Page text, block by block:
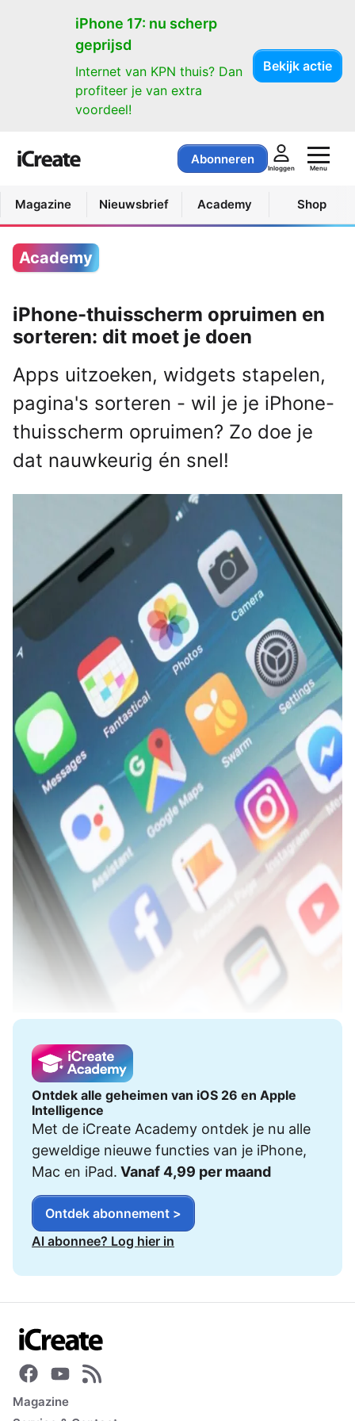
iPhone 17: nu scherp
geprijsd
Internet van KPN thuis? Dan
profiteer je van extra
voordeel!
Bekijk actie
Abonneren
Inloggen Menu
Magazine Nieuwsbrief Academy Shop
Academy
iPhone-thuisscherm opruimen en
sorteren: dit moet je doen
Apps uitzoeken, widgets stapelen,
pagina's sorteren - wil je je iPhone-
thuisscherm opruimen? Zo doe je
dat nauwkeurig én snel!
Ontdek alle geheimen van iOS 26 en Apple
Intelligence
Met de iCreate Academy ontdek je nu alle
geweldige nieuwe functies van je iPhone,
Mac en iPad. Vanaf 4,99 per maand
Ontdek abonnement >
Al abonnee? Log hier in
Magazine